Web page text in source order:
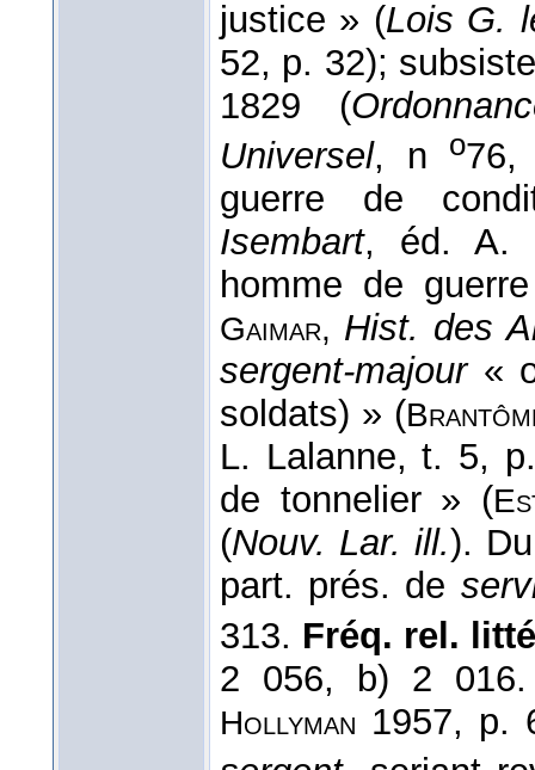
justice » (Lois G.
52, p. 32);
1829 (
Universel, n o
guerre de
Isembart, éd. A.
homme de
Gaimar, Hist. des
sergent-majour«
soldats) » (
L. Lalanne, t. 5,
de tonnelier » (
(Nouv. Lar. ill.).
part. prés. de
313. Fréq. rel.
2 056, b) 2
Hollyman 1957, p.